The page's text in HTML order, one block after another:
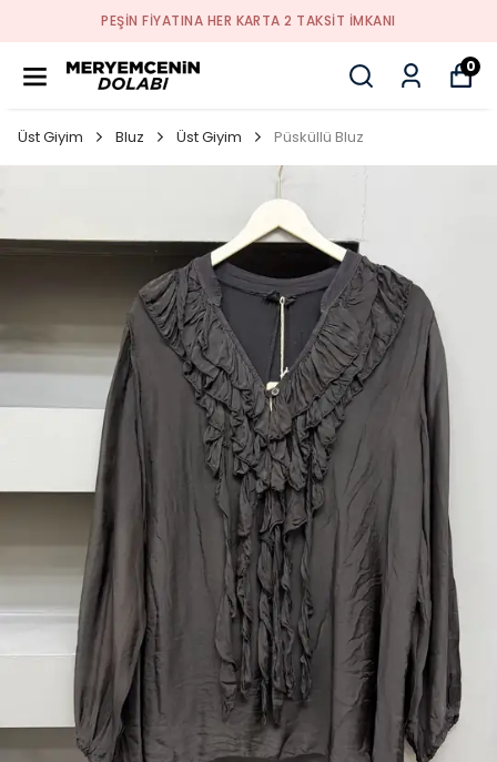
PEŞİN FİYATINA HER KARTA 2 TAKSİT İMKANI
0
Üst Giyim Bluz Üst Giyim Püsküllü Bluz